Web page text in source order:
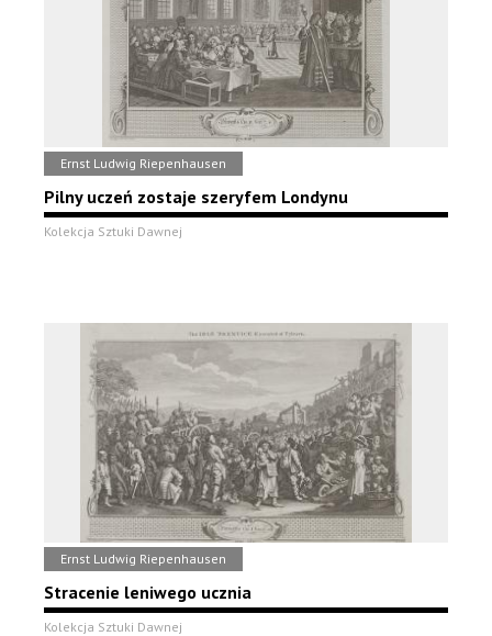
Ernst Ludwig Riepenhausen
Pilny uczeń zostaje szeryfem Londynu
Kolekcja Sztuki Dawnej
Ernst Ludwig Riepenhausen
Stracenie leniwego ucznia
Kolekcja Sztuki Dawnej